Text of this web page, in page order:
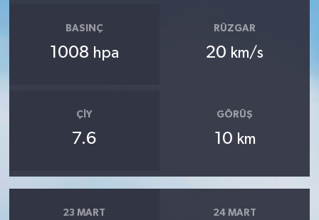
BASINÇ
1008 hpa
RÜZGAR
20 km/s
ÇIY
7.6
GÖRÜŞ
10 km
23 MART 24 MART